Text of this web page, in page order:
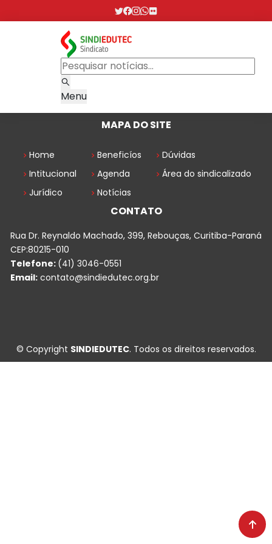
Menu
MAPA DO SITE
Home
Intitucional
Jurídico
Beneficíos
Agenda
Notícias
Dúvidas
Área do sindicalizado
CONTATO
Rua Dr. Reynaldo Machado, 399, Rebouças, Curitiba-Paraná
CEP:80215-010
Telefone: (41) 3046-0551
Email: contato@sindiedutec.org.br
© Copyright SINDIEDUTEC. Todos os direitos reservados.